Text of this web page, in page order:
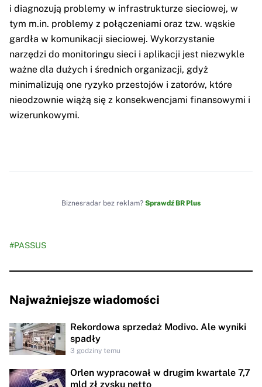
i diagnozują problemy w infrastrukturze sieciowej, w
tym m.in. problemy z połączeniami oraz tzw. wąskie
gardła w komunikacji sieciowej. Wykorzystanie
narzędzi do monitoringu sieci i aplikacji jest niezwykle
ważne dla dużych i średnich organizacji, gdyż
minimalizują one ryzyko przestojów i zatorów, które
nieodzownie wiążą się z konsekwencjami finansowymi i
wizerunkowymi.
Biznesradar bez reklam? Sprawdź BR Plus
#PASSUS
Najważniejsze wiadomości
Rekordowa sprzedaż Modivo. Ale wyniki
spadły
3 godziny temu
Orlen wypracował w drugim kwartale 7,7
mld zł zysku netto